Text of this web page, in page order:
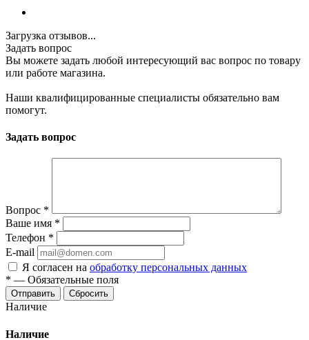
Загрузка отзывов...
Задать вопрос
Вы можете задать любой интересующий вас вопрос по товару
или работе магазина.
Наши квалифицированные специалисты обязательно вам
помогут.
Задать вопрос
Вопрос *
Ваше имя *
Телефон *
E-mail
Я согласен на обработку персональных данных
* — Обязательные поля
Отправить Сбросить
Наличие
Наличие